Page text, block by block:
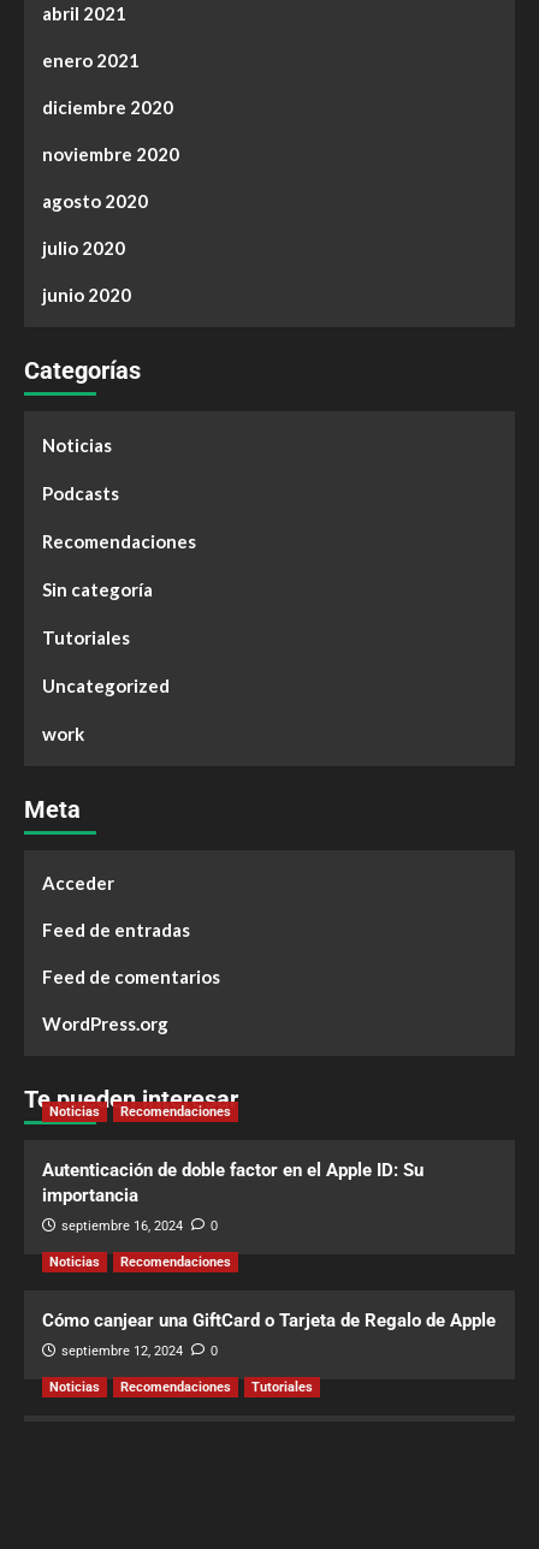
abril 2021
enero 2021
diciembre 2020
noviembre 2020
agosto 2020
julio 2020
junio 2020
Categorías
Noticias
Podcasts
Recomendaciones
Sin categoría
Tutoriales
Uncategorized
work
Meta
Acceder
Feed de entradas
Feed de comentarios
WordPress.org
Te pueden interesar
Noticias Recomendaciones
Autenticación de doble factor en el Apple ID: Su
importancia
septiembre 16, 2024 0
Noticias Recomendaciones
Cómo canjear una GiftCard o Tarjeta de Regalo de Apple
septiembre 12, 2024 0
Noticias Recomendaciones Tutoriales